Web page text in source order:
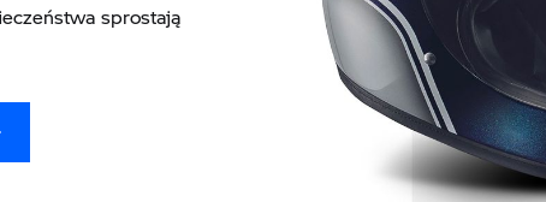
sprostają